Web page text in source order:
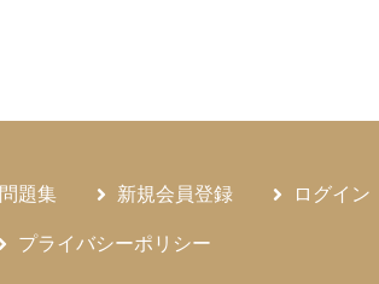
問題集 新規会員登録 ログイン
プライバシーポリシー